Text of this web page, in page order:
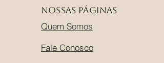
Nossas Páginas
Quem Somos
Fale Conosco